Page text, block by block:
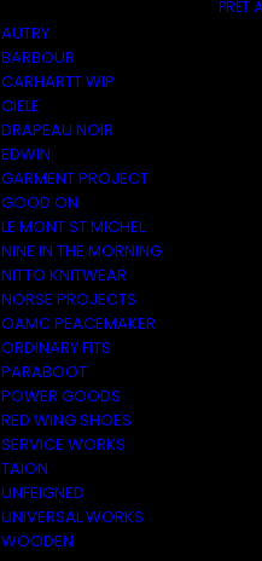
AUTRY
BARBOUR
CARHARTT WIP
CIELE
DRAPEAU NOIR
EDWIN
GARMENT PROJECT
GOOD ON
LE MONT ST MICHEL
NINE IN THE MORNING
NITTO KNITWEAR
NORSE PROJECTS
OAMC PEACEMAKER
ORDINARY FITS
PARABOOT
POWER GOODS
RED WING SHOES
SERVICE WORKS
TAION
UNFEIGNED
UNIVERSAL WORKS
WOODEN
PRÊT